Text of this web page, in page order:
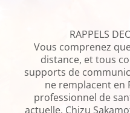
RAPPELS
Vous comprenez
distance, et tous
supports de
ne remplacent en
professionnel de
actuelle. Chizu